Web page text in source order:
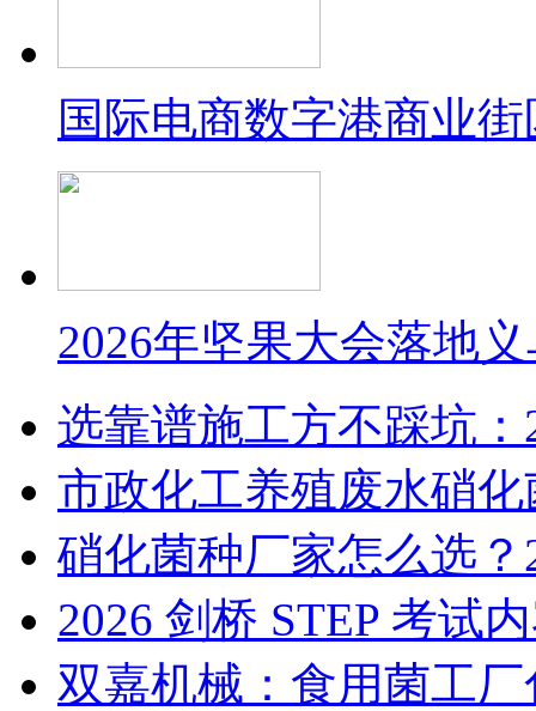
国际电商数字港商业
2026年坚果大会落地
选靠谱施工方不踩坑
市政化工养殖废水硝
硝化菌种厂家怎么选
2026 剑桥 STEP 考试
双嘉机械：食用菌工